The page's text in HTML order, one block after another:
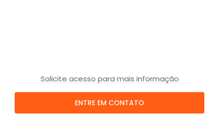
Solicite acesso para mais informação
ENTRE EM CONTATO